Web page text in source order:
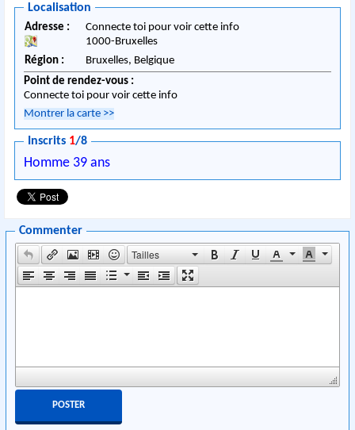
Localisation
Adresse :
Connecte toi pour voir cette info
1000-Bruxelles
Région :
Bruxelles, Belgique
Point de rendez-vous :
Connecte toi pour voir cette info
Montrer la carte >>
Inscrits 1/8
Homme 39 ans
Commenter
Tailles